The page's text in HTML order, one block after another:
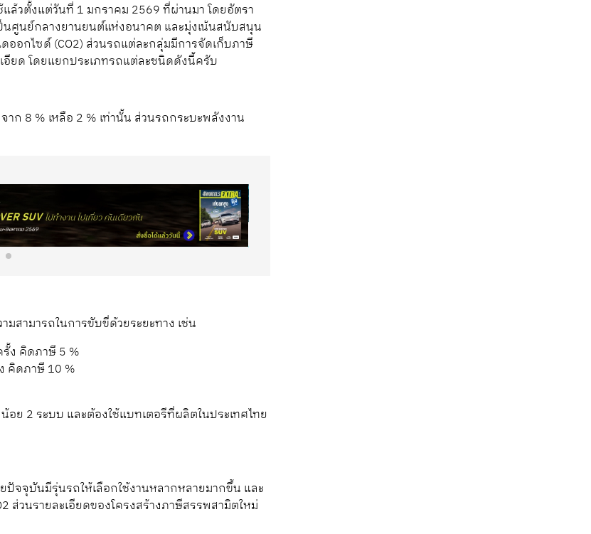
ล้วตั้งแต่วันที่ 1 มกราคม 2569 ที่ผ่านมา โดยอัตรา
ศูนย์กลางยานยนต์แห่งอนาคต และมุ่งเน้นสนับสนุน
อกไซด์ (CO2) ส่วนรถแต่ละกลุ่มมีการจัดเก็บภาษี
อียด โดยแยกประเภทรถแต่ละชนิดดังนี้ครับ
8 % เหลือ 2 % เท่านั้น ส่วนรถกระบะพลังงาน
สามารถในการขับขี่ด้วยระยะทาง เช่น
ง คิดภาษี 5 %
คิดภาษี 10 %
ย 2 ระบบ และต้องใช้แบทเตอรีที่ผลิตในประเทศไทย
จจุบันมีรุ่นรถให้เลือกใช้งานหลากหลายมากขึ้น และ
วนรายละเอียดของโครงสร้างภาษีสรรพสามิตใหม่